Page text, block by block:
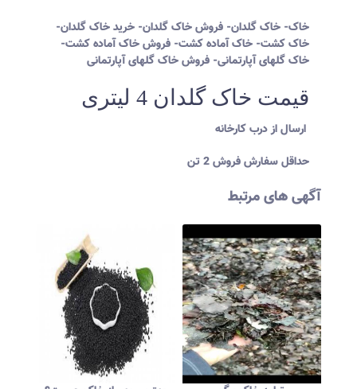
خاک- خاک گلدان- فروش خاک گلدان- خرید خاک گلدان-
خاک کشت- خاک آماده کشت- فروش خاک آماده کشت-
خاک گلهای آپارتمانی- فروش خاک گلهای آپارتمانی
قیمت خاک گلدان 4 لیتری
حداقل سفارش فروش 2 تن
آگهی های مرتبط